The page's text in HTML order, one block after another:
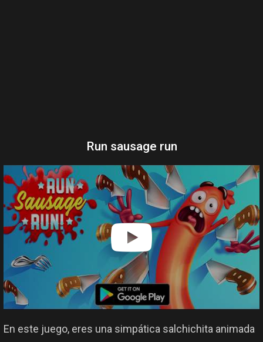
Run sausage run
En este juego, eres una simpática salchichita animada